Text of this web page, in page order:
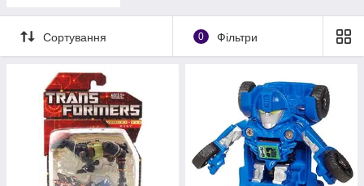
Сортування 0 Фільтри